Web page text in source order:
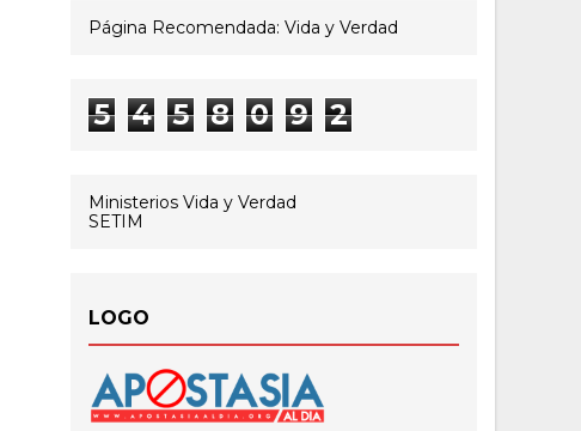
Página Recomendada: Vida y Verdad
5 4 5 8 0 9 2
Ministerios Vida y Verdad
SETIM
LOGO